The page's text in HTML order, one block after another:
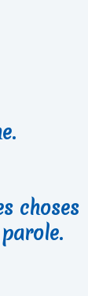
choses